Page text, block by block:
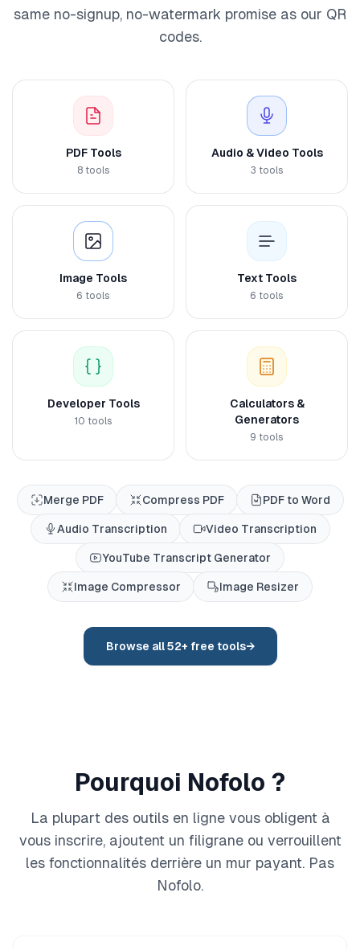
same no-signup, no-watermark promise as our QR
codes.
PDF Tools
8tools
Audio & Video Tools
3 tools
Image Tools
6 tools
Text Tools
6 tools
Developer Tools
10 tools
Calculators &
Generators
9 tools
Merge PDF Compress PDF PDF to Word
Audio Transcription Video Transcription
YouTube Transcript Generator
Image Compressor Image Resizer
Browse all52+ free tools→
Pourquoi Nofolo ?
La plupart des outils en ligne vous obligent à
vous inscrire, ajoutent un filigrane ou verrouillent
les fonctionnalités derrière un mur payant. Pas
Nofolo.